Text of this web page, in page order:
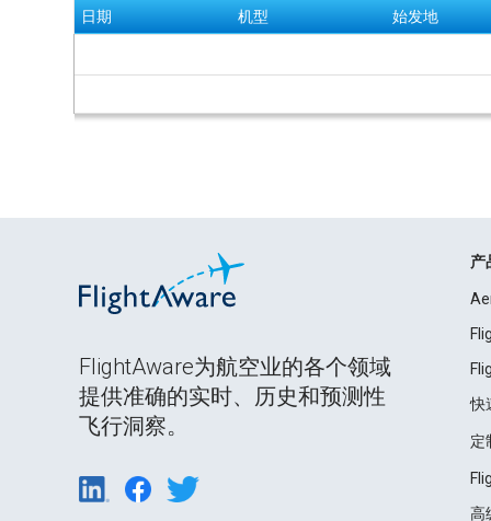
日期 机型 始发地
FlightAware为航空业的各个领域
提供准确的实时、历史和预测性
飞行洞察。
产
快
定
高